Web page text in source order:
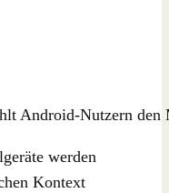
Android-Nutzern den
werden
Kontext